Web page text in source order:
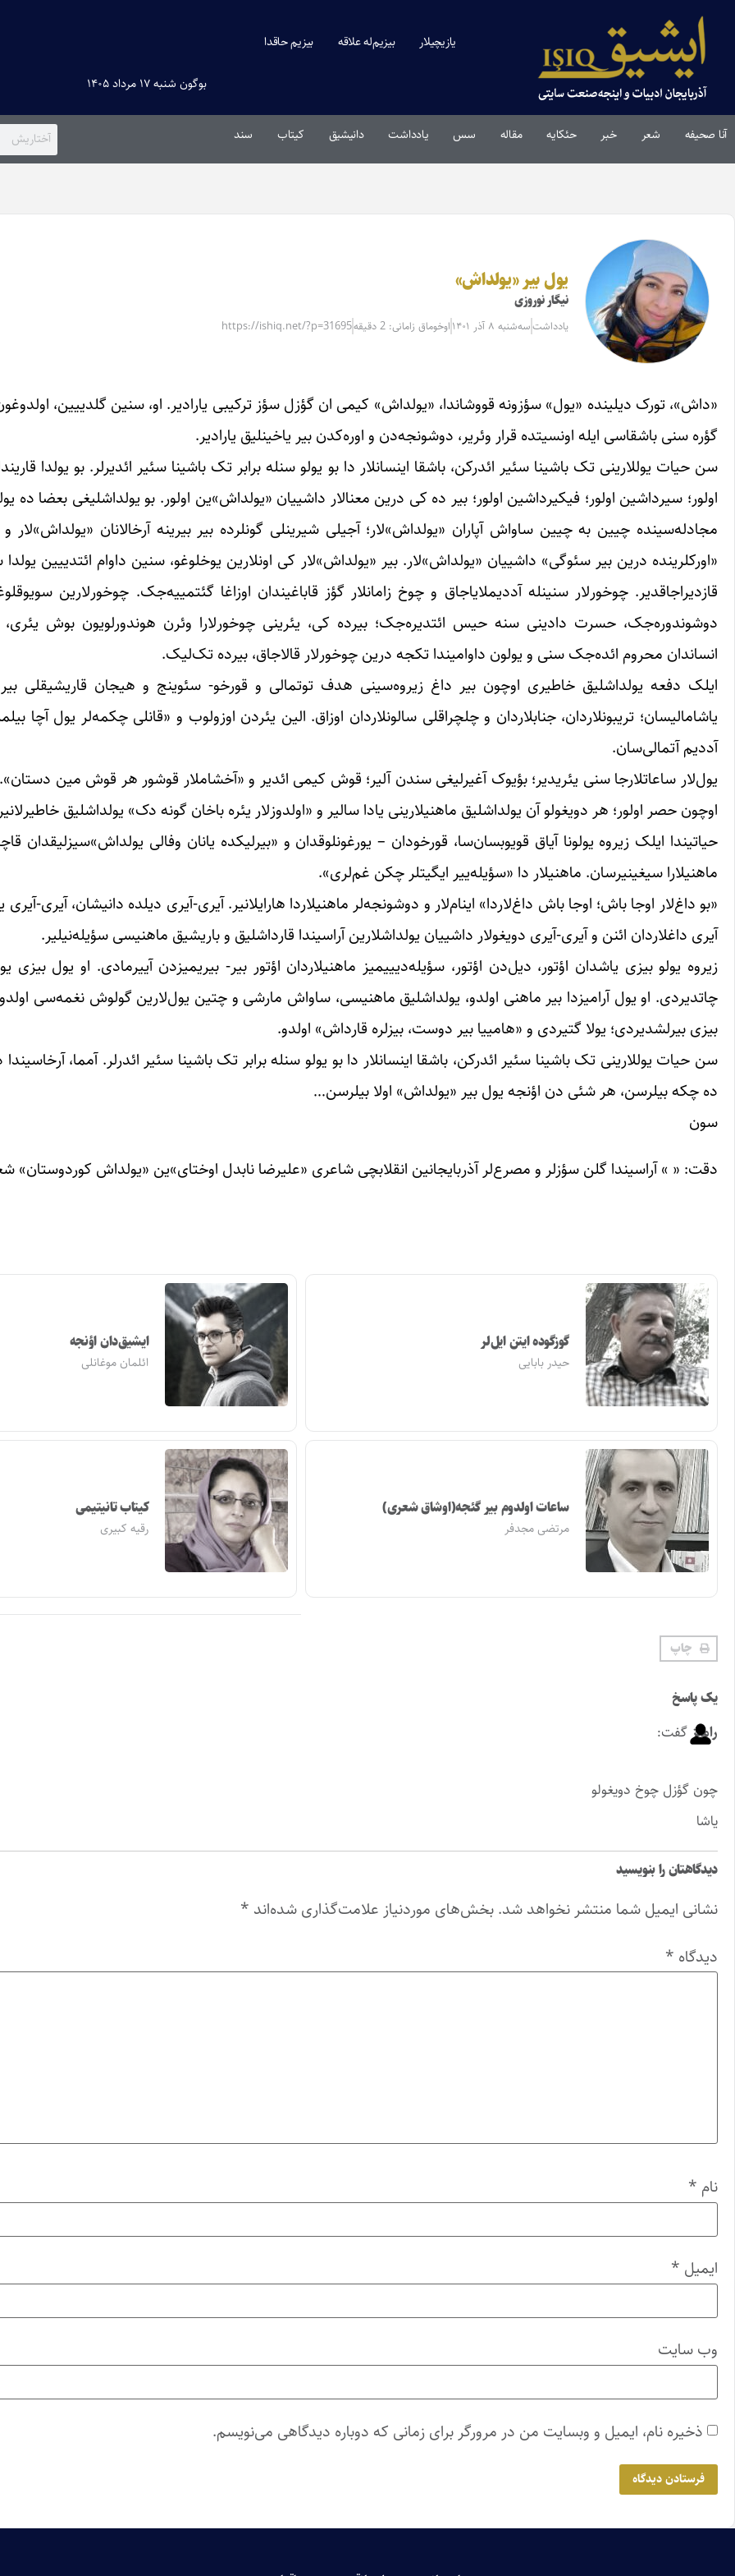
یازیچیلار بیزیم‌له علاقه بیزیم حاقدا
بوگون شنبه ۱۷ مرداد ۱۴۰۵
آنا صحیفه شعر خبر حئکایه مقاله‌ سس یادداشت دانیشیق کیتاب سند
یول بیر «یولداش»
نیگار نوروزی
یادداشتسه‌شنبه ۸ آذر ۱۴۰۱ اوخوماق زامانی: 2 دقیقه https://ishiq.net/?p=31695
«داش»، تورک دیلینده «یول» سؤزونه قووشاندا، «یولداش» کیمی ان گؤزل سؤز ترکیبی یارادیر. او، سنین گلدییین،
گؤره سنی باشقاسی ایله اونسیتده قرار وئریر، دوشونجه‌دن و اوره‌کدن بیر یاخینلیق یارادیر.
سن حیات یوللارینی تک باشینا سئیر ائدرکن، باشقا اینسانلار دا بو یولو سنله برابر تک باشینا سئیر ائدیرلر. بو یولدا
اولور؛ سیرداشین اولور؛ فیکیرداشین اولور؛ بیر ده کی درین معنالار داشییان «یولداش»ین اولور. بو یولداشلیغی بعضا ده
مجادله‌سینده چیین به چیین ساواش آپاران «یولداش»لار؛ آجیلی شیرینلی گونلرده بیر بیرینه آرخالانان «یولداش»لار و
«اورکلرینده درین بیر سئوگی» داشییان «یولداش»لار. بیر «یولداش»لار کی اونلارین یوخلوغو، سنین داوام ائتدییین
قازدیراجاقدیر. چوخورلار سنینله آددیملایاجاق و چوخ زامانلار گؤز قاباغیندان اوزاغا گئتمییه‌جک‌. چوخورلارین
دوشوندوره‌جک، حسرت دادینی سنه حیس ائتدیره‌جک؛ بیرده کی، یئرینی چوخورلارا وئرن هوندورلویون بوش یئری،
انساندان محروم ائده‌جک سنی و یولون داوامیندا تکجه درین چوخورلار قالاجاق، بیرده تک‌لیک.
ایلک دفعه یولداشلیق خاطیری اوچون بیر داغ زیروه‌سینی هدف توتمالی و قورخو- سئوینج و هیجان قاریشیقلی
یاشامالیسان؛ تریبونلاردان، جنابلاردان و چلچراقلی سالونلاردان اوزاق. الین یئردن اوزولوب و «قانلی چکمه‌لر یول آچا
آددیم آتمالی‌سان.
یول‌لار ساعاتلارجا سنی یئریدیر؛ بؤیوک آغیرلیغی سندن آلیر؛ قوش کیمی ائدیر و «آخشاملار قوشور هر قوش مین
اوچون حصر اولور؛ هر دویغولو آن یولداشلیق ماهنیلارینی یادا سالیر و «اولدوزلار یئره باخان گونه دک» یولداشلیق
حیاتیندا ایلک زیروه یولونا آیاق قویوبسان‌سا، قورخودان – یورغونلوقدان و «بیرلیکده یانان وفالی یولداش»سیزلیقدان
ماهنیلارا سیغینیرسان. ماهنیلار دا «سؤیله‌ییر ایگیتلر چکن غم‌لری».
«بو داغ‌لار اوجا باش؛ اوجا باش داغ‌لاردا» اینام‌لار و دوشونجه‌لر ماهنیلاردا هارایلانیر. آیری-آیری دیلده دانیشان، آیری-آیری
آیری داغلاردان ائنن و آیری-آیری دویغولار داشییان یولداشلارین آراسیندا قارداشلیق و باریشیق ماهنیسی سؤیله‌نیلیر.
زیروه یولو بیزی یاشدان اؤتور، دیل‌دن اؤتور، سؤیله‌دیییمیز ماهنیلاردان اؤتور بیر- بیریمیزدن آییرمادی. او یول بیزی
چاتدیردی. او یول آرامیزدا بیر ماهنی اولدو، یولداشلیق ماهنیسی، ساواش مارشی و چتین یول‌لارین گولوش نغمه‌سی
بیزی بیرلشدیردی؛ یولا گتیردی و «هامییا بیر دوست، بیزلره قارداش» اولدو.
سن حیات یوللارینی تک باشینا سئیر ائدرکن، باشقا اینسانلار دا بو یولو سنله برابر تک باشینا سئیر ائدرلر. آمما، آرخاسیندا
ده چکه بیلرسن، هر شئی دن اؤنجه یول بیر «یولداش» اولا بیلرسن…
سون
دقت: « » آراسیندا گلن سؤزلر و مصرع‌لر آذربایجانین انقلابچی شاعری «علیرضا نابدل اوختای»ین «یولداش کوردوستان»
گوزگوده ایتن ایل‌لر
حیدر بابایی
ایشیق‌دان اؤنجه
ائلمان موغانلی
ساعات اولدوم بیر گئجه(اوشاق شعری)
مرتضی مجدفر
کیتاب تانیتیمی
رقیه کبیری
چاپ
یک پاسخ
رامیز گفت:
چون گؤزل چوخ دویغولو
یاشا
دیدگاهتان را بنویسید
نشانی ایمیل شما منتشر نخواهد شد. بخش‌های موردنیاز علامت‌گذاری شده‌اند *
دیدگاه *
نام *
ایمیل *
وب‌ سایت
ذخیره نام، ایمیل و وبسایت من در مرورگر برای زمانی که دوباره دیدگاهی می‌نویسم.